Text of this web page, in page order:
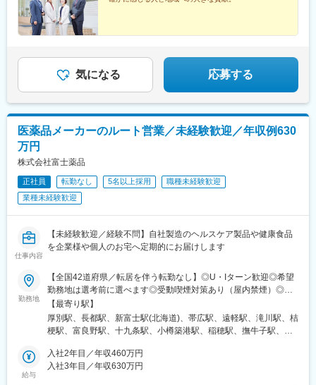
気になる 応募する
医薬品メーカーのルート営業／未経験歓迎／年収例630
万円
株式会社富士薬品
正社員 転勤なし 5名以上採用
職種未経験歓迎
業種未経験歓迎
仕事内容
【未経験歓迎／経験不問】自社製造のヘルスケア製品や健康食品
を企業様や個人のお宅へ定期的にお届けします
勤務地
【全国42道府県／転居を伴う転勤なし】◎U・Iターン歓迎◎希望
勤務地は選考前に選べます◎受動喫煙対策あり（屋内禁煙）◎オ
ンライン面接実施中■北海道・東北北海道／青森／岩手／秋田／山
形／福島■関東茨城／栃木／群馬／神奈川／埼玉／千葉■北陸・甲
信越新潟／富山／石川／福井／長野／山梨■東海静岡／愛知／三重
広島／島根／岡山／山口／徳島／愛媛／香川■九州・沖縄福岡／大
分／宮崎／鹿児島／熊本／長崎／沖縄＜オンライン面接実施中＞
【最寄り駅】
厚別駅、長都駅、新富士駅(北海道)、帯広駅、遠軽駅、滝川駅、桔
梗駅、富良野駅、十九条駅、小樽築港駅、稲穂駅、撫牛子駅、羽
鹿島神宮駅、大宝駅、土浦駅、後台駅、黒磯駅、上今市駅、渋川
駅、太田駅(群馬県)、大森台駅、青堀駅、南与野駅、武蔵高萩駅、
給与
入社2年目／年収460万円
入社3年目／年収630万円